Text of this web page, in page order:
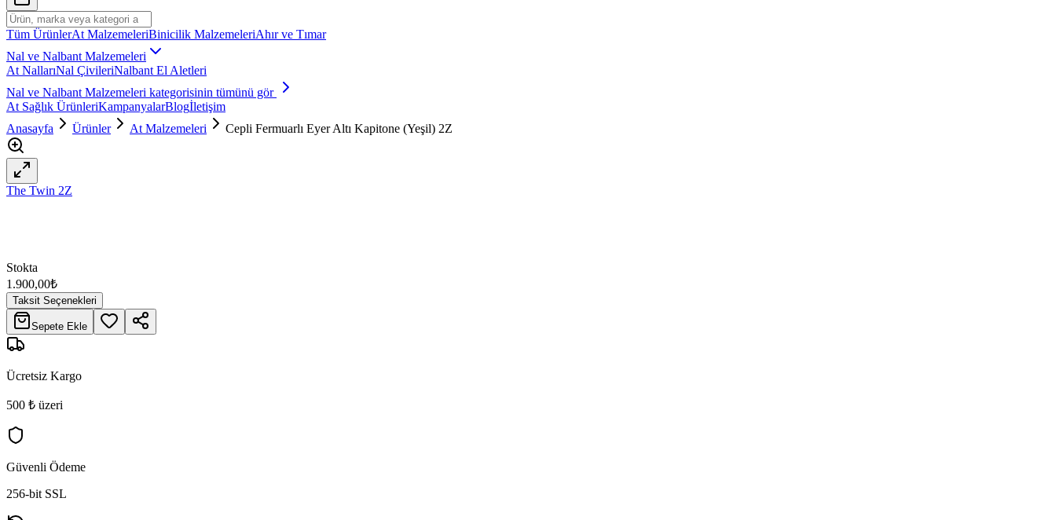
Tüm ÜrünlerAt MalzemeleriBinicilik MalzemeleriAhır ve Tımar
Nal ve Nalbant Malzemeleri
At NallarıNal ÇivileriNalbant El Aletleri
Nal ve Nalbant Malzemeleri kategorisinin tümünü gör
At Sağlık ÜrünleriKampanyalarBlogİletişim
Anasayfa
Ürünler At Malzemeleri Cepli Fermuarlı Eyer Altı Kapitone (Yeşil) 2Z
The Twin 2Z
Stokta
1.900,00₺
Taksit Seçenekleri
Sepete Ekle
Ücretsiz Kargo
500 ₺ üzeri
Güvenli Ödeme
256-bit SSL